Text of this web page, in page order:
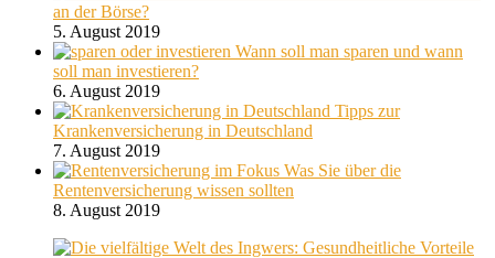
an der Börse?
5. August 2019
Wann soll man sparen und wann
soll man investieren?
6. August 2019
Tipps zur
Krankenversicherung in Deutschland
7. August 2019
Was Sie über die
Rentenversicherung wissen sollten
8. August 2019